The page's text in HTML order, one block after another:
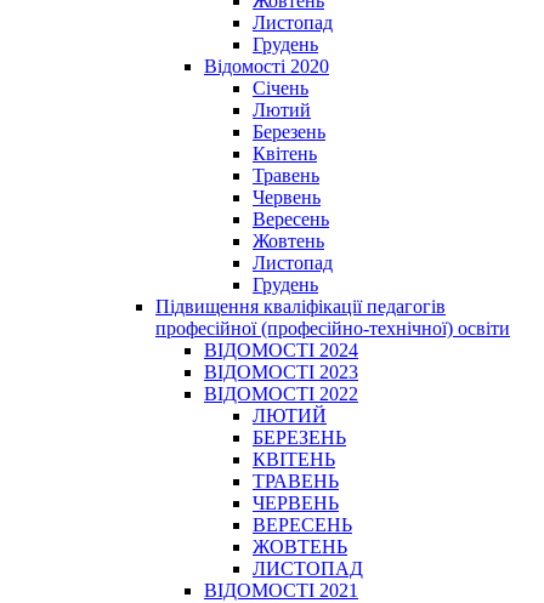
Листопад
Грудень
Відомості 2020
Січень
Лютий
Березень
Квітень
Травень
Червень
Вересень
Жовтень
Листопад
Грудень
Підвищення кваліфікації педагогів
професійної (професійно-технічної) освіти
ВІДОМОСТІ 2024
ВІДОМОСТІ 2023
ВІДОМОСТІ 2022
ЛЮТИЙ
БЕРЕЗЕНЬ
КВІТЕНЬ
ТРАВЕНЬ
ЧЕРВЕНЬ
ВЕРЕСЕНЬ
ЖОВТЕНЬ
ЛИСТОПАД
ВІДОМОСТІ 2021